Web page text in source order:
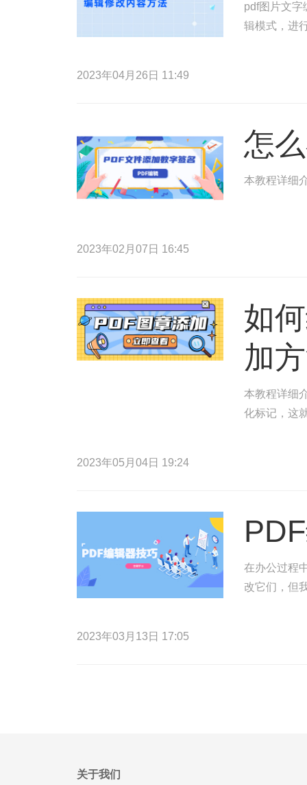
pdf图片文字
辑模式，进
2023年04月26日 11:49
怎
本教程详细
2023年02月07日 16:45
如
加
本教程详细
化标记，这
2023年05月04日 19:24
在办公过程
改它们，但
2023年03月13日 17:05
关于我们